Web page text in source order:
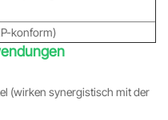
konform)
(wirken synergistisch mit der